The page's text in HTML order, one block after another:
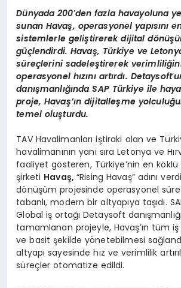
Dünyada 200’den fazla havayoluna
sunan Havaş, operasyonel yapısını
sistemlerle geliştirerek dijital dö
güçlendirdi. Havaş, Türkiye ve
süreçlerini sadeleştirerek
operasyonel hızını artırdı. Detaysoft’
danışmanlığında SAP Türkiye ile
proje, Havaş’ın dijitalleşme
temel oluşturdu.
TAV Havalimanları iştiraki olan ve
havalimanının yanı sıra Letonya ve
faaliyet gösteren, Türkiye’nin en
şirketi Havaş, “Rising Havaş” adını
dönüşüm projesinde operasyonel
tabanlı, modern bir altyapıya taşıdı.
Global iş ortağı Detaysoft
tamamlanan projeyle, Havaş’ın tüm
ve basit şekilde yönetebilmesi
altyapı sayesinde hız ve verimlilik
süreçler otomatize edildi.